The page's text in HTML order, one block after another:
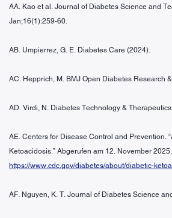
AA. Kao et al. Journal of Diabetes Science and
Jan;16(1):259-60.
AB. Umpierrez, G. E. Diabetes Care (2024).
AC. Hepprich, M. BMJ Open Diabetes Research
AD. Virdi, N. Diabetes Technology & Therapeutics
AE. Centers for Disease Control and Prevention.
Ketoacidosis.” Abgerufen am 12. November 2025.
https://www.cdc.gov/diabetes/about/diabetic-
AF. Nguyen, K. T. Journal of Diabetes Science